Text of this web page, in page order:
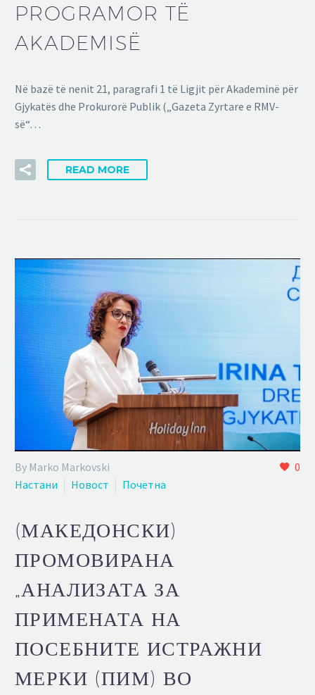
PROGRAMOR TË
AKADEMISË
Në bazë të nenit 21, paragrafi 1 të Ligjit për Akademinë për
Gjykatës dhe Prokurorë Publik („Gazeta Zyrtare e RMV-
së“…
READ MORE
0
By Marko Markovski
Настани
Новост Почетна
(МАКЕДОНСКИ)
ПРОМОВИРАНА
„АНАЛИЗАТА ЗА
ПРИМЕНАТА НА
ПОСЕБНИТЕ ИСТРАЖНИ
МЕРКИ (ПИМ) ВО